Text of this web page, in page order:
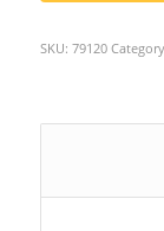
SKU: 79120